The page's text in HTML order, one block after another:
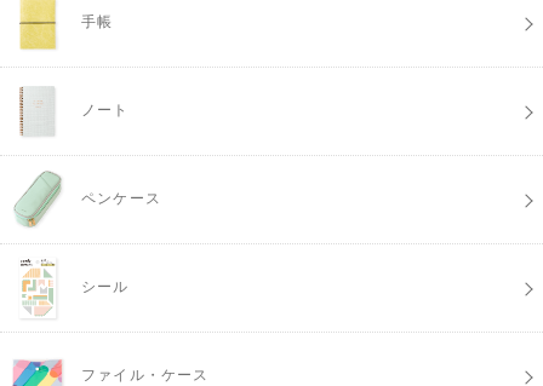
手帳
ノート
ペンケース
シール
ファイル・ケース